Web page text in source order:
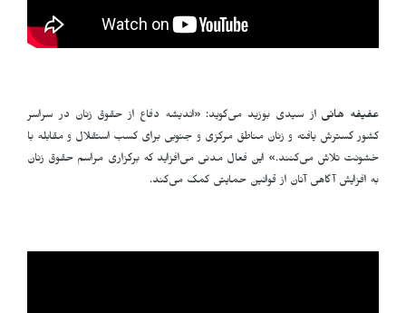
عفیفه هانی از سیدی بوزید می‌گوید: «اندیشه دفاع از حقوق زنان در سراسر
کشور گسترش یافته و زنان مناطق مرکزی و جنوبی برای کسب استقلال و مقابله با
خشونت تلاش می‌کنند.» این فعال مدنی می‌افزاید که برگزاری مراسم حقوق زنان
به افزایش آگاهی آنان از قوانین حمایتی کمک می‌کند.